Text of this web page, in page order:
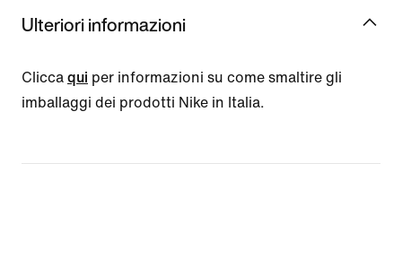
Ulteriori informazioni
Clicca qui per informazioni su come smaltire gli
imballaggi dei prodotti Nike in Italia.